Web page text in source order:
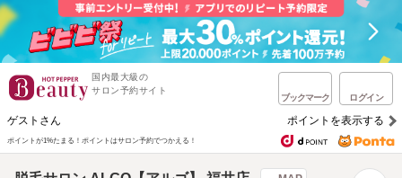
国内最大級の
サロン予約サイト
ブックマーク ログイン
ゲストさん ポイントを表示する
ポイントが1%たまる！ ポイントはサロン予約でつかえる！